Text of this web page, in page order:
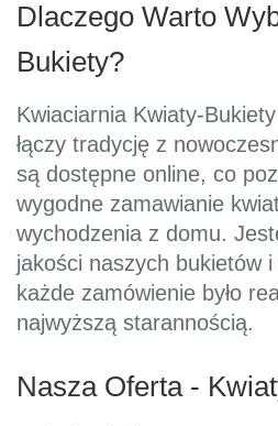
Dlaczego Warto
Bukiety?
Kwiaciarnia Kwiaty-
łączy tradycję z
są dostępne online, co
wygodne zamawianie
wychodzenia z domu.
jakości naszych bukietów
każde zamówienie było
najwyższą starannością.
Nasza Oferta -